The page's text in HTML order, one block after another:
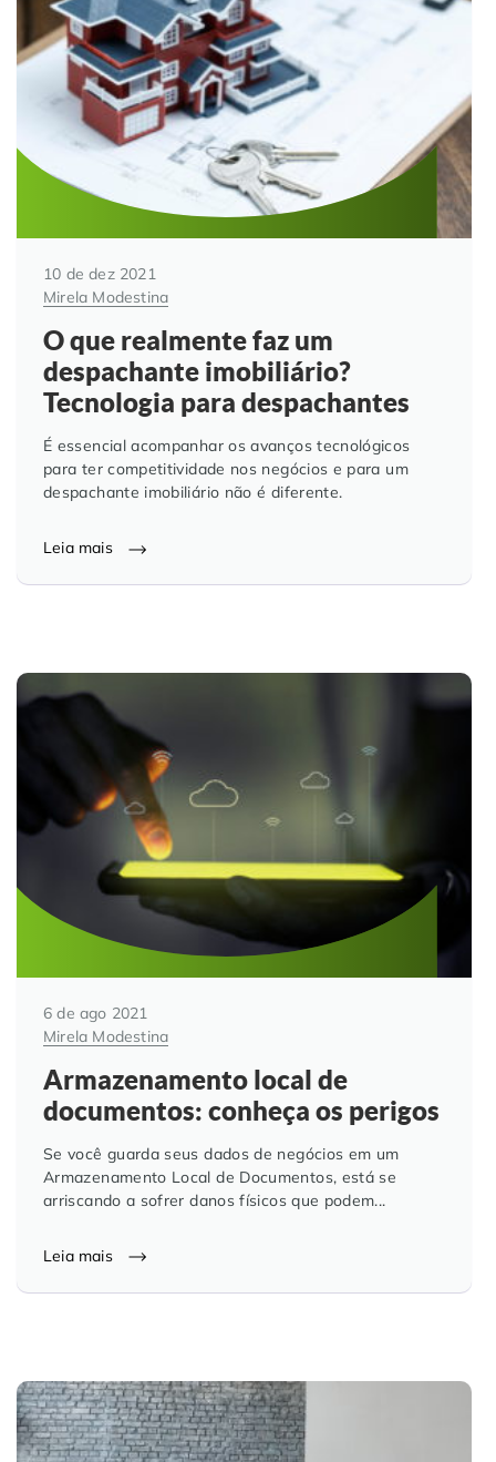
10 de dez 2021
Mirela Modestina
O que realmente faz um
despachante imobiliário?
Tecnologia para despachantes
É essencial acompanhar os avanços tecnológicos
para ter competitividade nos negócios e para um
despachante imobiliário não é diferente.
Leia mais
6 de ago 2021
Mirela Modestina
Armazenamento local de
documentos: conheça os perigos
Se você guarda seus dados de negócios em um
Armazenamento Local de Documentos, está se
arriscando a sofrer danos físicos que podem...
Leia mais